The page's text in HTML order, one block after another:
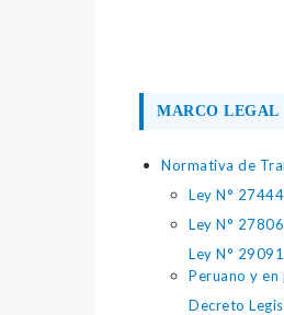
MARCO LEGAL
Normativa de
Ley N°
Ley N°
Ley N°
Peruano y
Decreto